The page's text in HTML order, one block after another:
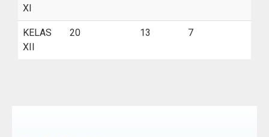
XI
KELAS
XII
20 13 7